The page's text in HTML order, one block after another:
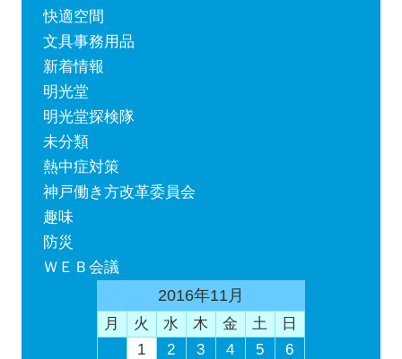
快適空間
文具事務用品
新着情報
明光堂
明光堂探検隊
未分類
熱中症対策
神戸働き方改革委員会
趣味
防災
ＷＥＢ会議
2016年11月
月 火 水 木 金 土 日
1 2 3 4 5
6